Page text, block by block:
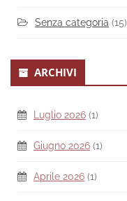
Senza categoria (15)
ARCHIVI
Luglio 2026 (1)
Giugno 2026 (1)
Aprile 2026 (1)